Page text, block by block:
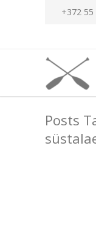
+372 55
Posts